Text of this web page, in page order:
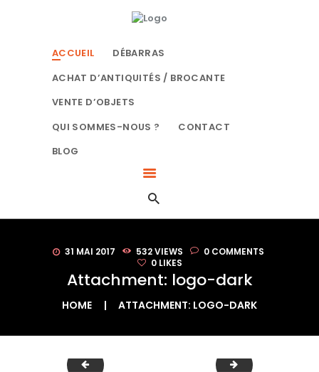
ACCUEIL
DÉBARRAS
ACHAT D’ANTIQUITÉS / BROCANTE
VENTE D’OBJETS
QUI SOMMES-NOUS ?
CONTACT
BLOG
31 MAI 2017 532VIEWS 0 COMMENTS
0 LIKES
Attachment: logo-dark
HOME ATTACHMENT: LOGO-DARK
SPÉCIALISTES DU DÉBARRAS À ROUEN
ACHAT
D’ANTIQUITÉS /
BROCANTE
logo bg-17